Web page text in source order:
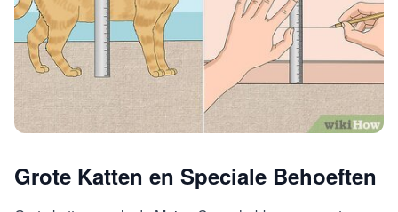
Grote Katten en Speciale Behoeften